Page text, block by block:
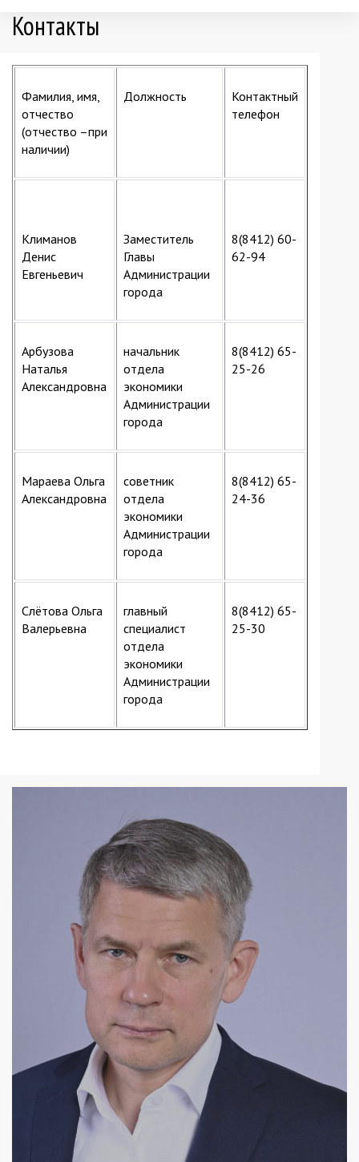
Контакты
Фамилия, имя,
отчество
(отчество –при
наличии)
Должность
Контактный
телефон
Климанов
Денис
Евгеньевич
Заместитель
Главы
Администрации
города
8(8412) 60-
62-94
Арбузова
Наталья
Александровна
начальник
отдела
экономики
Администрации
города
8(8412) 65-
25-26
Мараева Ольга
Александровна
советник
отдела
экономики
Администрации
города
8(8412) 65-
24-36
Слётова Ольга
Валерьевна
главный
специалист
отдела
экономики
Администрации
города
8(8412) 65-
25-30